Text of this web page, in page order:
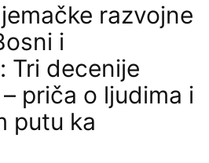
razvojne
i
Tri decenije
priča o ljudima i
putu ka